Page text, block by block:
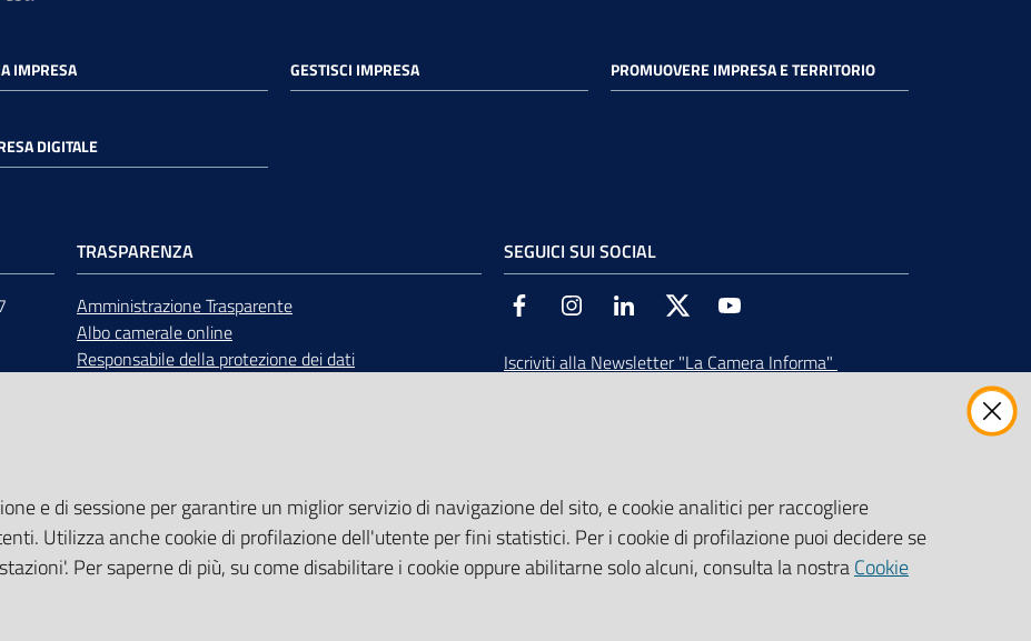
IMPRESA GESTISCI IMPRESA PROMUOVERE IMPRESA E TERRITORIO
DIGITALE
TRASPARENZA
Amministrazione Trasparente
Albo camerale online
Responsabile della protezione dei dati
SEGUICI SUI SOCIAL
Facebook InstagramLinkedin Twitter
Iscriviti alla Newsletter "La Camera Informa"
e di sessione per garantire un miglior servizio di navigazione del sito, e cookie analitici per raccogliere
Utilizza anche cookie di profilazione dell'utente per fini statistici. Per i cookie di profilazione puoi decidere se
Per saperne di più, su come disabilitare i cookie oppure abilitarne solo alcuni, consulta la nostraCookie